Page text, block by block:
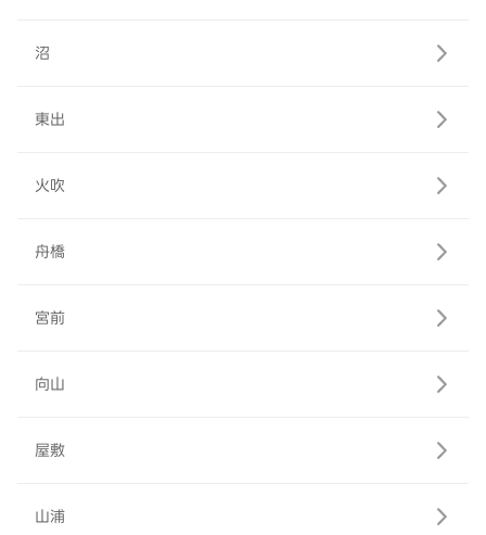
沼
東出
火吹
舟橋
宮前
向山
屋敷
山浦